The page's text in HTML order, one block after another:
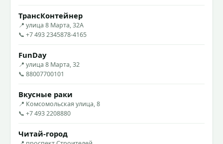
ТрансКонтейнер
📍 улица 8 Марта, 32А
📞 +7 493 2345878-4165
FunDay
📍 улица 8 Марта, 32
📞 88007700101
Вкусные раки
📍 Комсомольская улица, 8
📞 +7 493 2208880
Читай-город